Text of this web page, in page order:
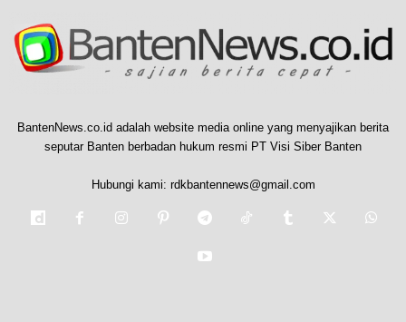
BantenNews.co.id adalah website media online yang menyajikan berita
seputar Banten berbadan hukum resmi PT Visi Siber Banten
Hubungi kami: rdkbantennews@gmail.com